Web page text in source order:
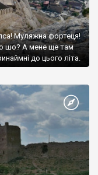
Муляжна фортеця!
шо? А мене ще там
до цього літа.